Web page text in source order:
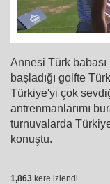
Annesi Türk
başladığı golfte
Türkiye'yi çok
antrenmanlarımı
turnuvalarda
konuştu.
1,863 kere izlendi